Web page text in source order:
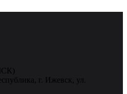
г. Ижевск, ул.